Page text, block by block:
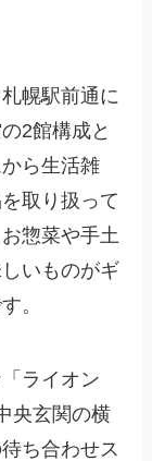
幌駅前通に
2館構成と
ら生活雑
取り扱って
惣菜や手土
いものがギ
。
ライオン
央玄関の横
ち合わせス